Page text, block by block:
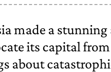
made a
its capital
about